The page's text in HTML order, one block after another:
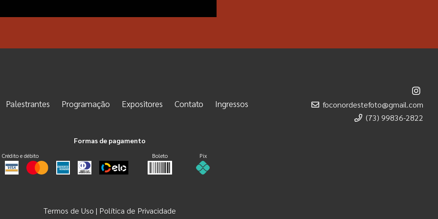
Palestrantes Programação Expositores Contato Ingressos
foconordestefoto@gmail.com
(73) 99836-2822
Formas de pagamento
Crédito e débito Boleto Pix
Termos de Uso Política de Privacidade